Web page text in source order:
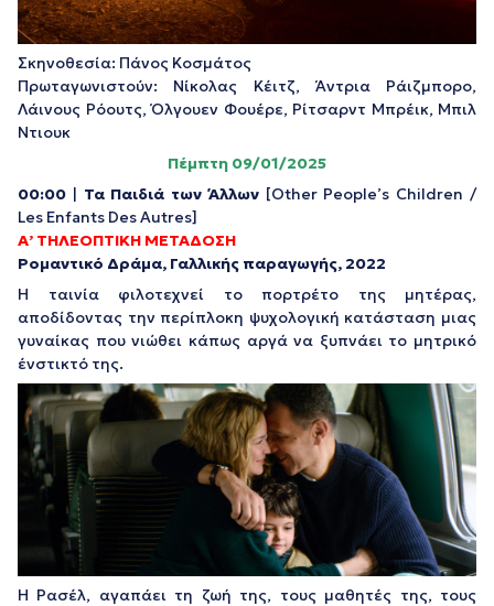
Σκηνοθεσία: Πάνος Κοσμάτος
Πρωταγωνιστούν: Νίκολας Κέιτζ, Άντρια Ράιζμπορο,
Λάινους Ρόουτς, Όλγουεν Φουέρε, Ρίτσαρντ Μπρέικ, Μπιλ
Ντιουκ
Πέμπτη 09/01/2025
00:00
Τα Παιδιά των Άλλων [Other People’s Children /
Les Enfants Des Autres]
Α’ ΤΗΛΕΟΠΤΙΚΗ ΜΕΤΑΔΟΣΗ
Ρομαντικό Δράμα, Γαλλικής παραγωγής, 2022
Η ταινία φιλοτεχνεί το πορτρέτο της μητέρας,
αποδίδοντας την περίπλοκη ψυχολογική κατάσταση μιας
γυναίκας που νιώθει κάπως αργά να ξυπνάει το μητρικό
ένστικτό της.
Η Ρασέλ, αγαπάει τη ζωή της, τους μαθητές της, τους